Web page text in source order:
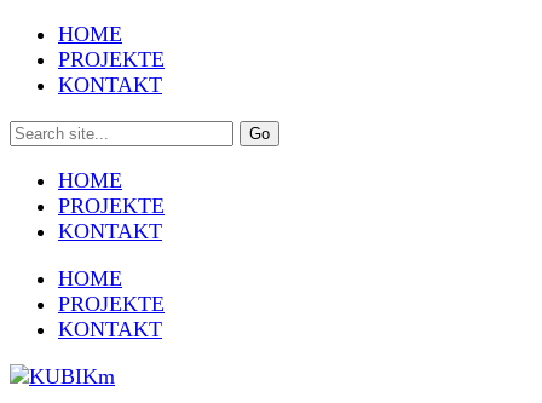
HOME
PROJEKTE
KONTAKT
HOME
PROJEKTE
KONTAKT
HOME
PROJEKTE
KONTAKT